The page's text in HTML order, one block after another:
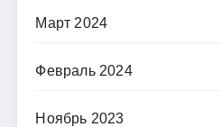
Март 2024
Февраль 2024
Ноябрь 2023